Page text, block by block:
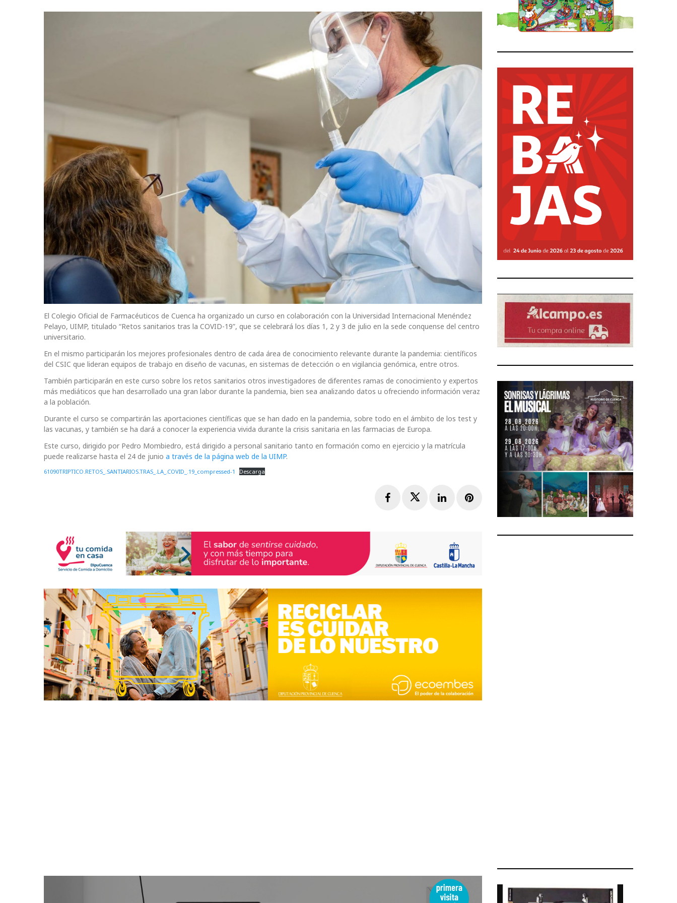
El Colegio Oficial de Farmacéuticos de Cuenca ha organizado un curso en colaboración con la Universidad Internacional Menéndez
Pelayo, UIMP, titulado “Retos sanitarios tras la COVID-19”, que se celebrará los días 1, 2 y 3 de julio en la sede conquense del centro
universitario.
En el mismo participarán los mejores profesionales dentro de cada área de conocimiento relevante durante la pandemia: científicos
del CSIC que lideran equipos de trabajo en diseño de vacunas, en sistemas de detección o en vigilancia genómica, entre otros.
También participarán en este curso sobre los retos sanitarios otros investigadores de diferentes ramas de conocimiento y expertos
más mediáticos que han desarrollado una gran labor durante la pandemia, bien sea analizando datos u ofreciendo información veraz
a la población.
Durante el curso se compartirán las aportaciones científicas que se han dado en la pandemia, sobre todo en el ámbito de los test y
las vacunas, y también se ha dará a conocer la experiencia vivida durante la crisis sanitaria en las farmacias de Europa.
Este curso, dirigido por Pedro Mombiedro, está dirigido a personal sanitario tanto en formación como en ejercicio y la matrícula
puede realizarse hasta el 24 de junio a través de la página web de la UIMP.
61090TRIPTICO.RETOS_.SANTIARIOS.TRAS_.LA_.COVID_.19_compressed-1 Descarga
FacebookTwitterLinkedInPinterest